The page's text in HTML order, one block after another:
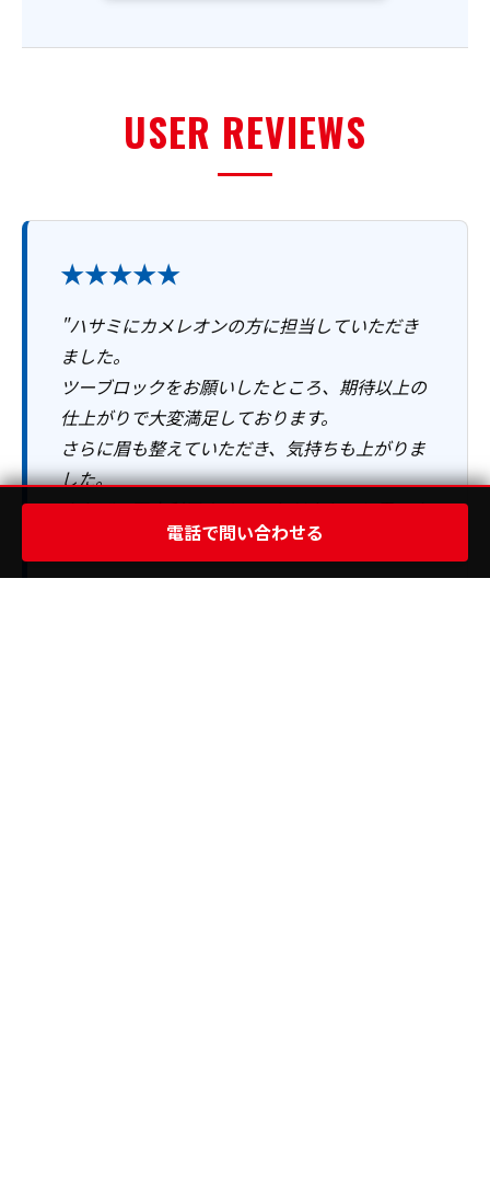
USER REVIEWS
★★★★★
"ハサミにカメレオンの方に担当していただき
ました。
ツーブロックをお願いしたところ、期待以上の
仕上がりで大変満足しております。
さらに眉も整えていただき、気持ちも上がりま
した。
またぜひ再度利用させていただきたいと思いま
電話で問い合わせる